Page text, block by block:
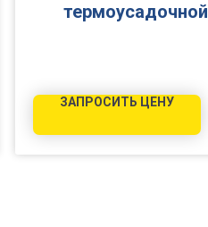
термоусадочной
ЗАПРОСИТЬ ЦЕНУ